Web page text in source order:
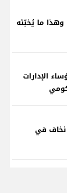
ما يُخبّئه
الإدارات
نخاف في